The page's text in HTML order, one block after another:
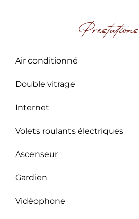
Prestations
Air conditionné
Double vitrage
Internet
Volets roulants électriques
Ascenseur
Gardien
Vidéophone